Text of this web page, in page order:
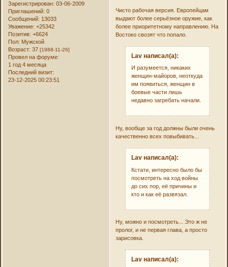
Зарегистрирован: 03-06-2009
Приглашений: 0
Сообщений: 13033
Уважение: +25342
Позитив: +6624
Пол: Мужской
Возраст: 37[1988-11-26]
Провел на форуме:
1 год 4 месяца
Последний визит:
23-12-2025 00:23:51
Чисто рабочая версия. Европейцам
выдают более серьёзное оружие, как
более приоритетному направлению. На
Востоко свозят что попало.
Lav написал(а):
И разумеется, никаких
женщин-майоров, неоткуда
им появиться, женщин в
боевые части лишь
недавно загребать начали.
Ну, вообще за год должны были очень
качественно всех повыбивать...
Lav написал(а):
Кстати, интересно было бы
посмотреть на ход войны
до сих пор, её причины и
кто и как её развязал.
Ну, можно и посмотреть... Это ж не
пролог, и не первая глава, а просто
зарисовка.
Lav написал(а):